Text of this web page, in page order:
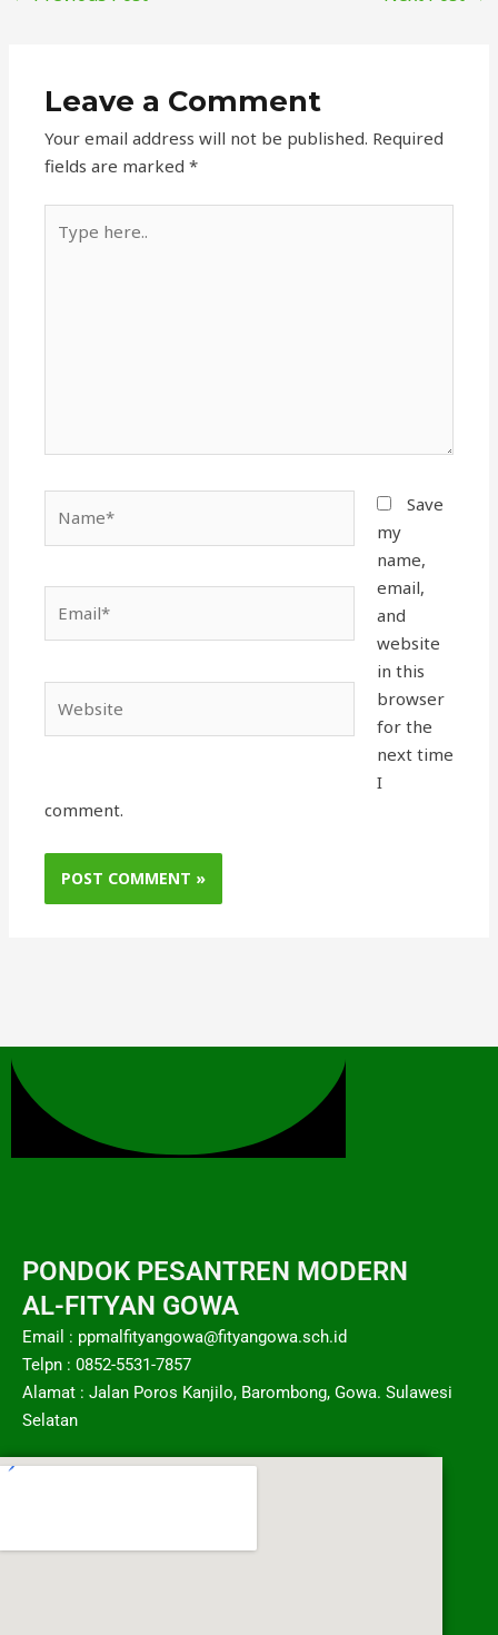
Leave a Comment
Your email address will not be published. Required
fields are marked*
here..
Save
my
name,
email,
and
website
in this
browser
for the
next time
I
comment.
PONDOK PESANTREN MODERN
AL-FITYAN GOWA
Email : ppmalfityangowa@fityangowa.sch.id
Telpn : 0852-5531-7857
Alamat : Jalan Poros Kanjilo, Barombong, Gowa. Sulawesi
Selatan